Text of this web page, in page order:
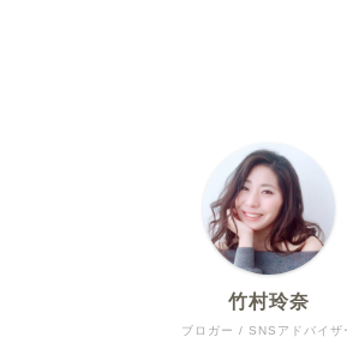
ブロガー / SNSアドバイザ
竹村玲奈